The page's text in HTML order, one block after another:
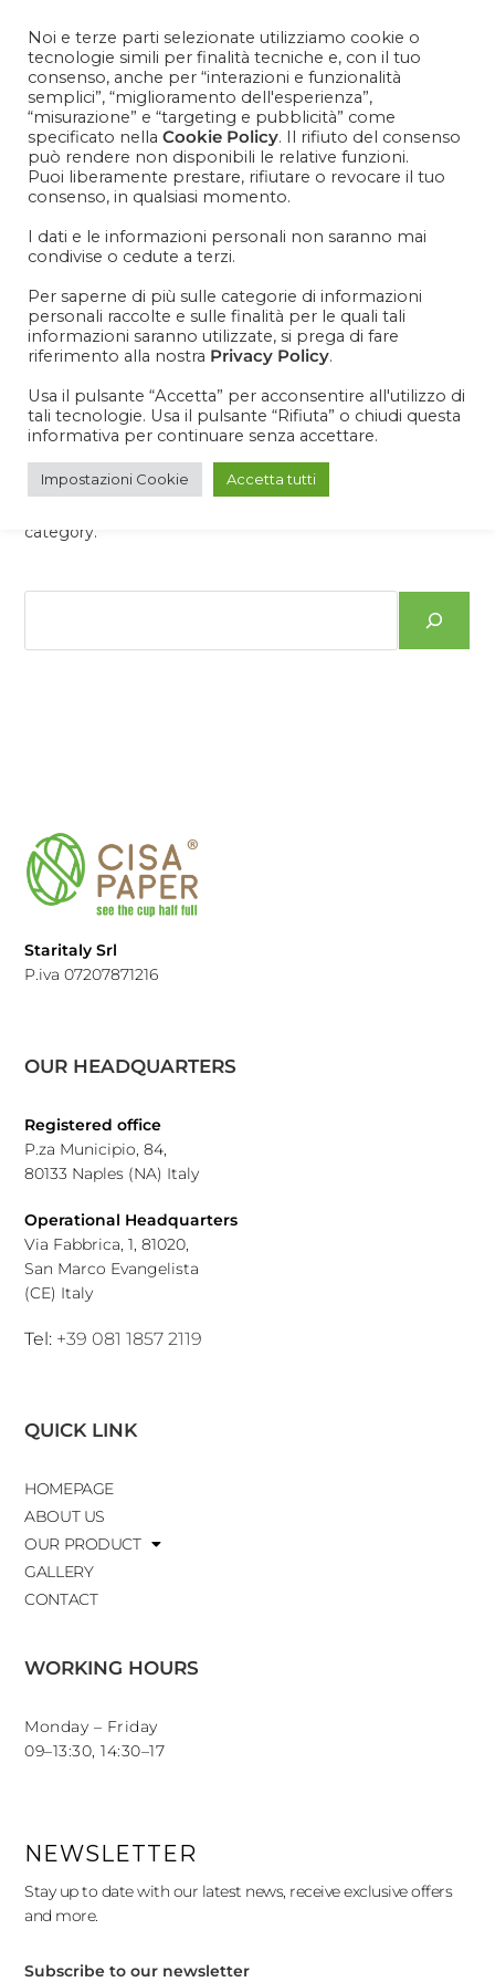
IT EN
Senza categoria
category.
Staritaly Srl
P.iva 07207871216
OUR HEADQUARTERS
Registered office
P.za Municipio, 84,
80133 Naples (NA) Italy
Operational Headquarters
Via Fabbrica, 1, 81020,
San Marco Evangelista
(CE) Italy
Tel: +39 081 1857 2119
QUICK LINK
HOMEPAGE
ABOUT US
OUR PRODUCT
GALLERY
CONTACT
WORKING HOURS
Monday – Friday
09–13:30, 14:30–17
NEWSLETTER
Stay up to date with our latest news, receive exclusive offers
and more.
Subscribe to our newsletter
Noi e terze parti selezionate utilizziamo cookie o
tecnologie simili per finalità tecniche e, con il tuo
consenso, anche per “interazioni e funzionalità
semplici”, “miglioramento dell'esperienza”,
“misurazione” e “targeting e pubblicità” come
specificato nella Cookie Policy. Il rifiuto del consenso
può rendere non disponibili le relative funzioni.
Puoi liberamente prestare, rifiutare o revocare il tuo
consenso, in qualsiasi momento.
I dati e le informazioni personali non saranno mai
condivise o cedute a terzi.
Per saperne di più sulle categorie di informazioni
personali raccolte e sulle finalità per le quali tali
informazioni saranno utilizzate, si prega di fare
riferimento alla nostra Privacy Policy.
Usa il pulsante “Accetta” per acconsentire all'utilizzo di
tali tecnologie. Usa il pulsante “Rifiuta” o chiudi questa
informativa per continuare senza accettare.
Impostazioni Cookie Accetta tutti
Contattaci +39 081 1857 2119